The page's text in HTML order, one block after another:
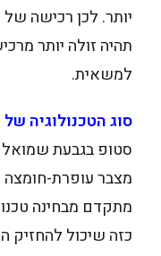
יותר. לכן רכישה
תהיה זולה יותר
למשאית.
סוג הטכנולוגיה
סטופ בגבעת
מצבר עופרת-חומצה
מתקדם מבחינה
כזה שיכול להחזיק